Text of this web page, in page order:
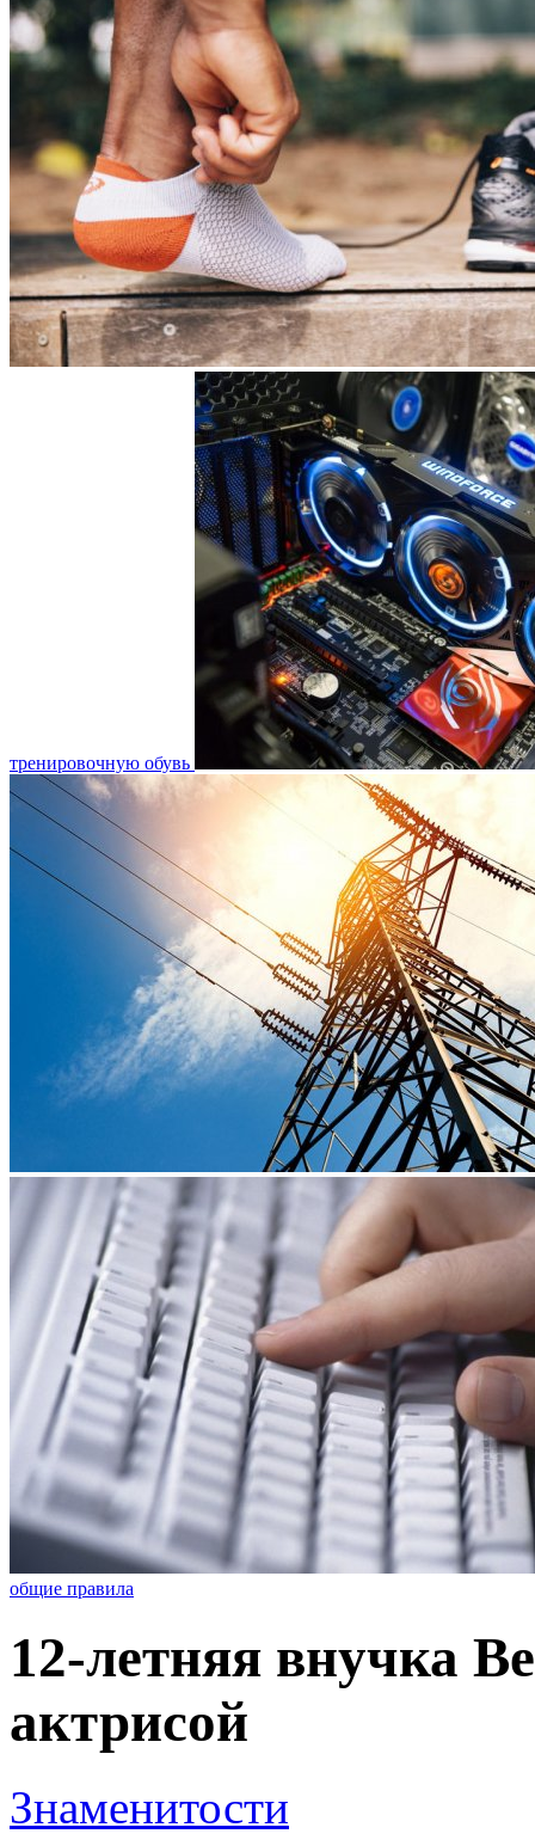
тренировочную обувь
общие правила
12-летняя внучка
актрисой
Знаменитости